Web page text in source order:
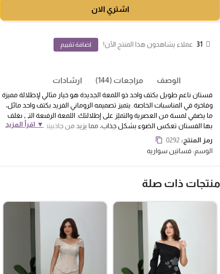
اشتري الان
31 عملاء يشاهدون هذا المنتج الآن! اضافة تقييم
الوصف مراجعات (144) ارشادات
فستان ناعم طويل بكتف واحد ذو اللمعة الجديدة هو خيار مثالي لإطلالة مميزة
وفاخرة في المناسبات الخاصة. يتميز تصميمه الروماني الفريد بكتف واحد مائل،
ما يضفي لمسة من العصرية والتميّز على إطلالتك. اللمعة الرفيعة التي يغلف
بها الفستان تعكس الضوء بشكل جذاب، مما يزيد من جاذبيته ويمنحك شعوراً
بالراحة والأنوثة في آن واحد.
الصدر، مما يضيف بُعداً من الأناقة والرقة. كما أن خصره المزموم يبرز منحنيات
الجسم بطريقة أنثوية ومميزة، بينما تأتي القصة الكلوش في الجزء السفلي
لإضفاء المزيد من التألق والحركة، مما يجعل كل خطوة تبدو مليئة بالفخامة
▼ اقرأ المزيد
رمز المنتج:0292
الوسم:فساتين سواريه
ذات صلة